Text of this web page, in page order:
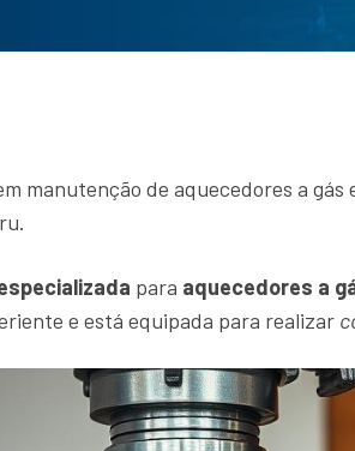
manutenção de aquecedores a
para aquecedores a
e está equipada para realizar